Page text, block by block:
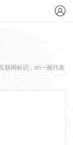
联网标识，cn一般代表